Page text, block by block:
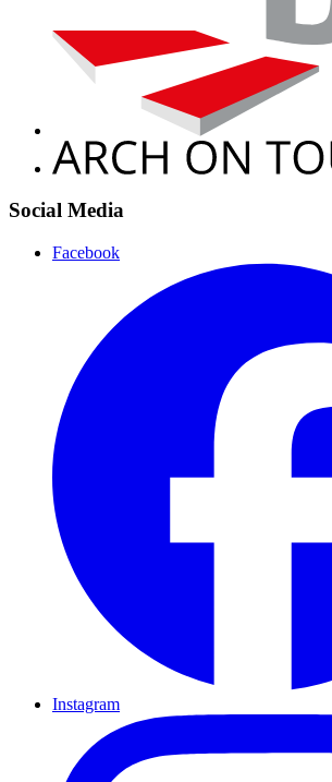
Social Media
Facebook
Instagram